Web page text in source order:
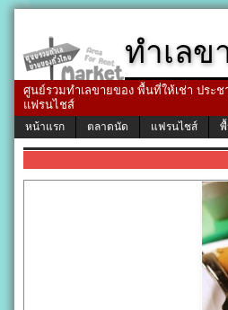
ทำเลข
ศูนย์รวมทำเลขายของ พื้นที่ให้เช่า ประ
แฟรนไชส์
หน้าแรก ตลาดนัด แฟรนไชส์ พื้